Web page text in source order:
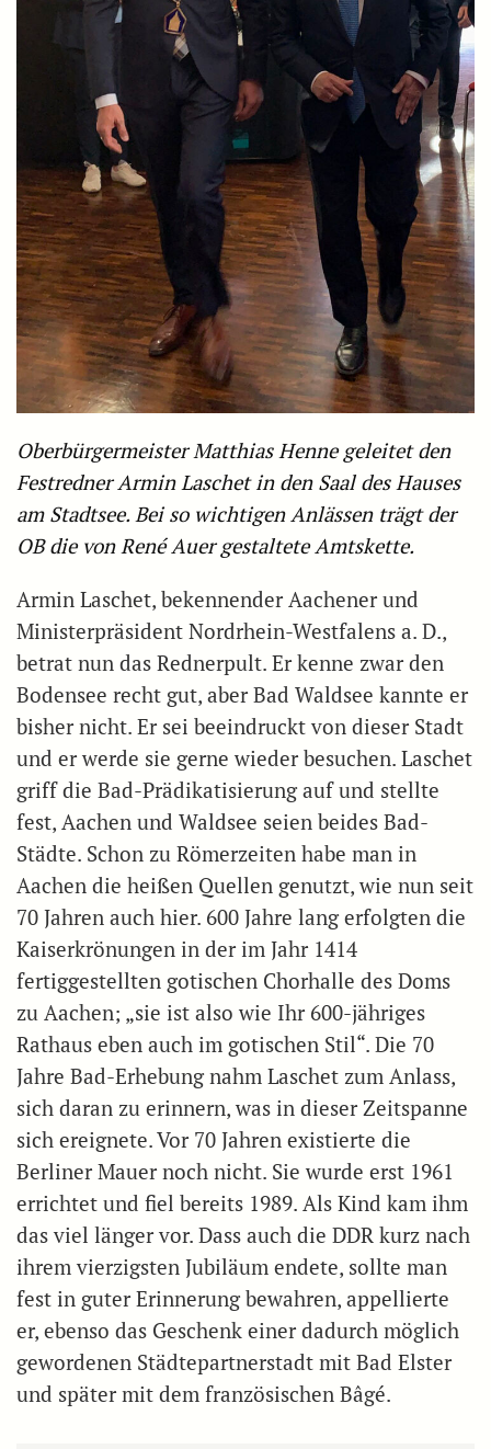
Oberbürgermeister Matthias Henne geleitet den
Festredner Armin Laschet in den Saal des Hauses
am Stadtsee. Bei so wichtigen Anlässen trägt der
OB die von René Auer gestaltete Amtskette.
Armin Laschet, bekennender Aachener und
Ministerpräsident Nordrhein-Westfalens a. D.,
betrat nun das Rednerpult. Er kenne zwar den
Bodensee recht gut, aber Bad Waldsee kannte er
bisher nicht. Er sei beeindruckt von dieser Stadt
und er werde sie gerne wieder besuchen. Laschet
griff die Bad-Prädikatisierung auf und stellte
fest, Aachen und Waldsee seien beides Bad-
Städte. Schon zu Römerzeiten habe man in
Aachen die heißen Quellen genutzt, wie nun seit
70 Jahren auch hier. 600 Jahre lang erfolgten die
Kaiserkrönungen in der im Jahr 1414
fertiggestellten gotischen Chorhalle des Doms
zu Aachen; „sie ist also wie Ihr 600-jähriges
Rathaus eben auch im gotischen Stil“. Die 70
Jahre Bad-Erhebung nahm Laschet zum Anlass,
sich daran zu erinnern, was in dieser Zeitspanne
sich ereignete. Vor 70 Jahren existierte die
Berliner Mauer noch nicht. Sie wurde erst 1961
errichtet und fiel bereits 1989. Als Kind kam ihm
das viel länger vor. Dass auch die DDR kurz nach
ihrem vierzigsten Jubiläum endete, sollte man
fest in guter Erinnerung bewahren, appellierte
er, ebenso das Geschenk einer dadurch möglich
gewordenen Städtepartnerstadt mit Bad Elster
und später mit dem französischen Bâgé.